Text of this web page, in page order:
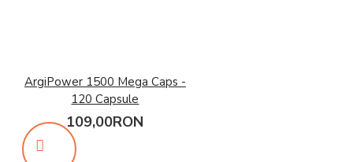
ArgiPower 1500 Mega Caps -
120 Capsule
109,00RON